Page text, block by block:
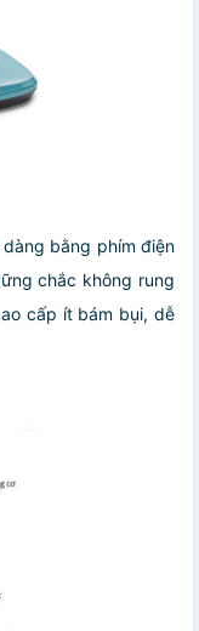
bằng phím điện
chắc không rung
cấp ít bám bụi, dễ